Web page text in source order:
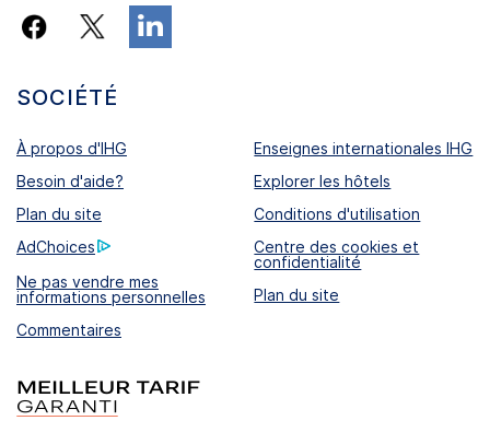
SOCIÉTÉ
À propos d'IHG
Enseignes internationales IHG
Besoin d'aide?
Explorer les hôtels
Plan du site
Conditions d'utilisation
AdChoices
Centre des cookies et
confidentialité
Ne pas vendre mes
informations personnelles
Plan du site
Commentaires